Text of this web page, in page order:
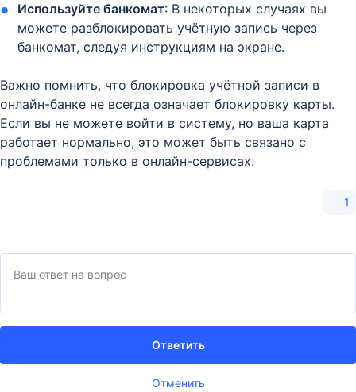
Используйте банкомат: В некоторых случаях вы
можете разблокировать учётную запись через
банкомат, следуя инструкциям на экране.
Важно помнить, что блокировка учётной записи в
онлайн-банке не всегда означает блокировку карты.
Если вы не можете войти в систему, но ваша карта
работает нормально, это может быть связано с
проблемами только в онлайн-сервисах.
1
Отменить
Ответить